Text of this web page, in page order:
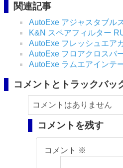
関連記事
AutoExe アジャスタブル
K&N スペアフィルター
AutoExe フレッシュエア
AutoExe フロアクロスバ
AutoExe ラムエアインテ
コメントとトラックバッ
コメントはありません
コメントを残す
コメント ※